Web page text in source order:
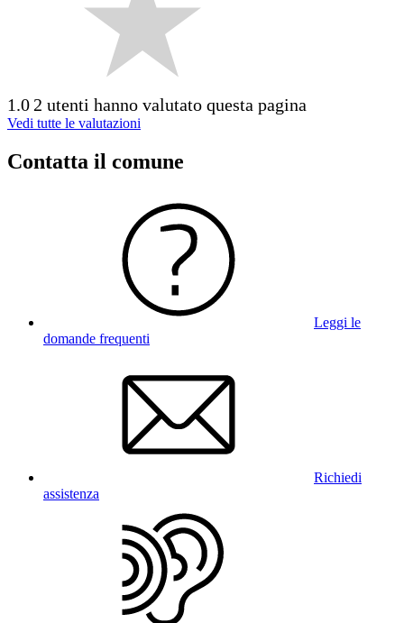
1.0 2 utenti hanno valutato questa pagina
Vedi tutte le valutazioni
Contatta il comune
Leggi le
domande frequenti
Richiedi
assistenza